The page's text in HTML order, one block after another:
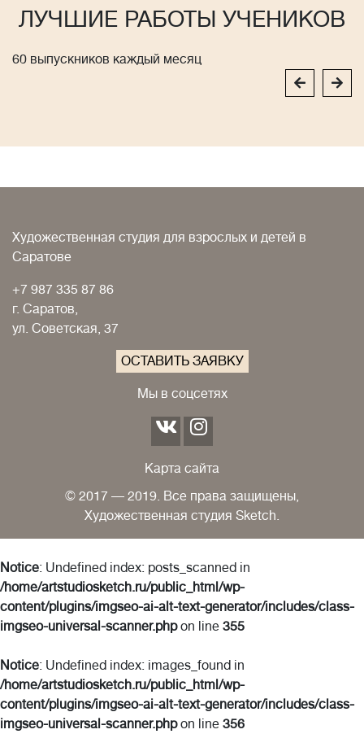
ЛУЧШИЕ РАБОТЫ УЧЕНИКОВ
60 выпускников каждый месяц
Художественная студия для взрослых и детей в
Саратове
+7 987 335 87 86
г. Саратов,
ул. Советская, 37
ОСТАВИТЬ ЗАЯВКУ
Мы в соцсетях
Карта сайта
© 2017 — 2019. Все права защищены,
Художественная студия Sketch.
Notice: Undefined index: posts_scanned in
/home/artstudiosketch.ru/public_html/wp-
content/plugins/imgseo-ai-alt-text-generator/includes/class-
imgseo-universal-scanner.phpon line 355
Notice: Undefined index: images_found in
/home/artstudiosketch.ru/public_html/wp-
content/plugins/imgseo-ai-alt-text-generator/includes/class-
imgseo-universal-scanner.phpon line 356